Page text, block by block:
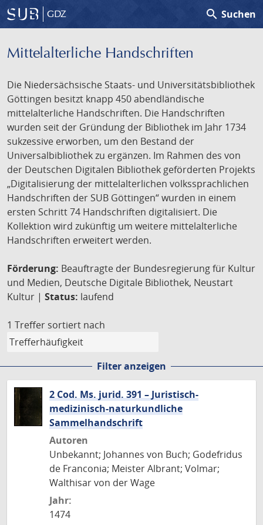
GDZ search Suchen
Mittelalterliche Handschriften
Die Niedersächsische Staats- und Universitätsbibliothek
Göttingen besitzt knapp 450 abendländische
mittelalterliche Handschriften. Die Handschriften
wurden seit der Gründung der Bibliothek im Jahr 1734
sukzessive erworben, um den Bestand der
Universalbibliothek zu ergänzen. Im Rahmen des von
der Deutschen Digitalen Bibliothek geförderten Projekts
„Digitalisierung der mittelalterlichen volkssprachlichen
Handschriften der SUB Göttingen“ wurden in einem
ersten Schritt 74 Handschriften digitalisiert. Die
Kollektion wird zukünftig um weitere mittelalterliche
Handschriften erweitert werden.
Förderung: Beauftragte der Bundesregierung für Kultur
und Medien, Deutsche Digitale Bibliothek, Neustart
Kultur | Status: laufend
1 Treffer sortiert nach
Filter anzeigen
2 Cod. Ms. jurid. 391 – Juristisch-
medizinisch-naturkundliche
Sammelhandschrift
Autoren
Unbekannt; Johannes von Buch; Godefridus
de Franconia; Meister Albrant; Volmar;
Walthisar von der Wage
Jahr:
1474